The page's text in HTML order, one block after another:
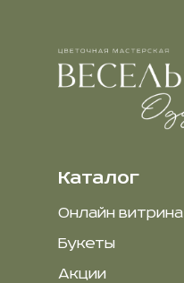
Каталог
Онлайн витрина
Букеты
Акции